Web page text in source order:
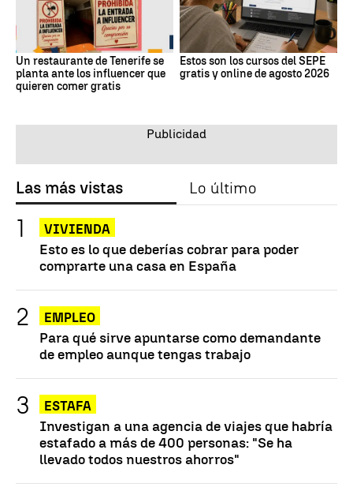
Un restaurante de Tenerife se
planta ante los influencer que
quieren comer gratis
Estos son los cursos del SEPE
gratis y online de agosto 2026
Las más vistas Lo último
VIVIENDA
Esto es lo que deberías cobrar para poder
comprarte una casa en España
EMPLEO
Para qué sirve apuntarse como demandante
de empleo aunque tengas trabajo
ESTAFA
Investigan a una agencia de viajes que habría
estafado a más de 400 personas: "Se ha
llevado todos nuestros ahorros"